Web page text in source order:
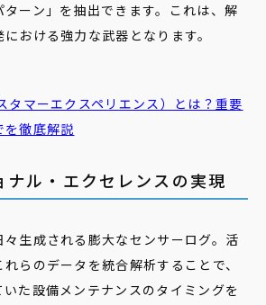
ーン」を抽出できます。これは、解
おける強力な武器となります。
タマーエクスペリエンス）とは？重要
を徹底解説
ル・エクセレンスの実現
生成される膨大なセンサーログ。活
らのデータを統合解析することで、
た設備メンテナンスのタイミングを